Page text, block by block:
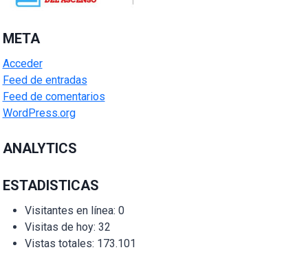
META
Acceder
Feed de entradas
Feed de comentarios
WordPress.org
ANALYTICS
ESTADISTICAS
Visitantes en línea: 0
Visitas de hoy: 32
Vistas totales: 173.101